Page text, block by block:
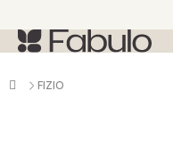
AcasăFIZIO